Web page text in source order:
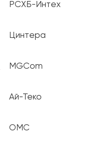
РСХБ-Интех
Цинтера
MGCom
Ай-Теко
ОМС